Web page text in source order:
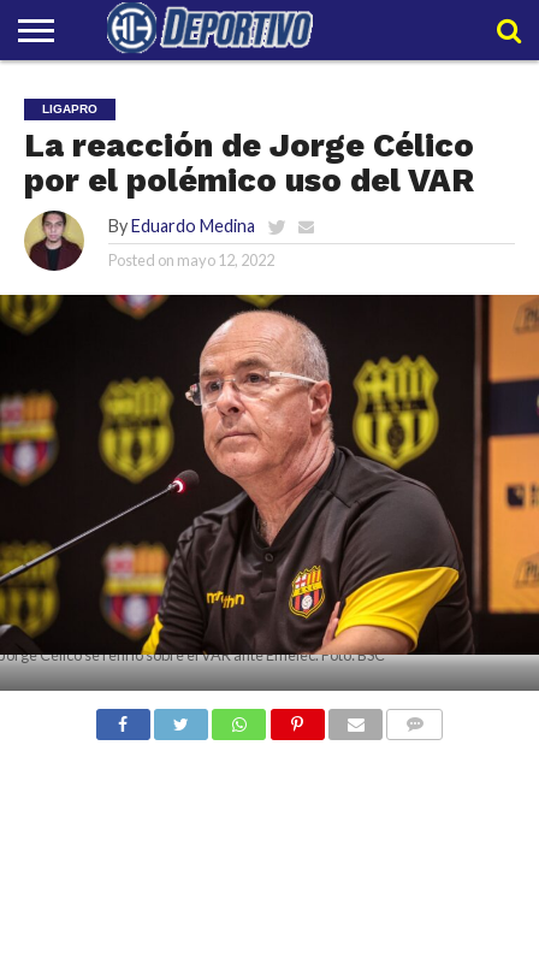
NACIONAL
INTERNACIONAL
EMBAJADORES
POLIDEPORTIVO
POLÍTICAS
DE
CONTACTO
HIT
EQUIPO
HIT
LIGAPRO
La reacción de Jorge Célico
por el polémico uso del VAR
By Eduardo Medina
Posted on mayo 12, 2022
Jorge Célico se refirió sobre el VAR ante Emelec. Foto: BSC